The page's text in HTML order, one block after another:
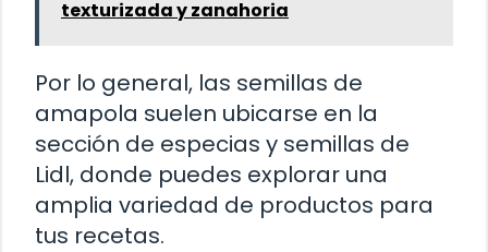
texturizada y zanahoria
Por lo general, las semillas de
amapola suelen ubicarse en la
sección de especias y semillas de
Lidl, donde puedes explorar una
amplia variedad de productos para
tus recetas.